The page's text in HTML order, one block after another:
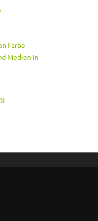
Farbe
Medien in